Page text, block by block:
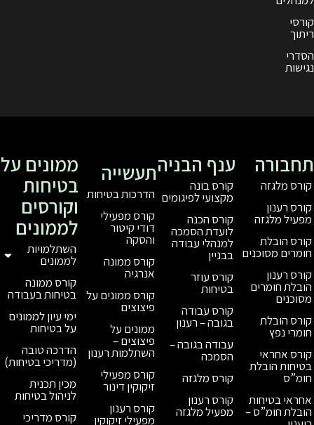
ענף הבניה
קורס בונה
מקצועי לפיגומים
קורס הכנה
למנהלי עבודה
בבניין
קורס עוזר
בטיחות
בגובה – רענון
הסמכה
קורס מלגזה
קורס רענון
מפעיל מלגזה
תעשייה
הדרכות בטיחות
קורס מפעילי
דודי קיטור
והסקה
קורס ממונה
אנרגיה
קורס ממונים על
פיצוצים
ממונים על
פיצוצים –
השתלמות רענון
קורס מפעילי
זיקוקין דינור
קורס רענון
מפעילי זיקוקין
ממונים על
בטיחות
וקורסים
לממונים
השתלמויות
לממונים
קורס ממונה
בטיחות בעבודה
ימי עיון לממונים
על בטיחות
הדרכה טובה
(מדריכי בטיחות)
מכין תכנית
לניהול בטיחות
קורס מדריכי